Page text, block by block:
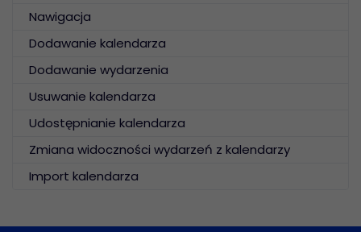
Nawigacja
Dodawanie kalendarza
Dodawanie wydarzenia
Usuwanie kalendarza
Udostępnianie kalendarza
Zmiana widoczności wydarzeń z kalendarzy
Import kalendarza